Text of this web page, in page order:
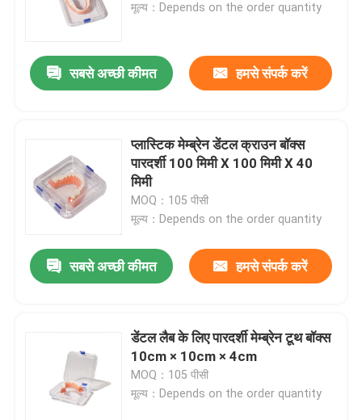
घर
हमारे बारे में
मूल्य：Depends on the order quantity
सबसे अच्छी कीमत हमसे संपर्क करें
प्लास्टिक मेम्ब्रेन डेंटल क्राउन बॉक्स
पारदर्शी 100 मिमी X 100 मिमी X 40
मिमी
MOQ：105 पीसी
मूल्य：Depends on the order quantity
सबसे अच्छी कीमत हमसे संपर्क करें
डेंटल लैब के लिए पारदर्शी मेम्ब्रेन टूथ बॉक्स
10cm × 10cm × 4cm
MOQ：105 पीसी
मूल्य：Depends on the order quantity